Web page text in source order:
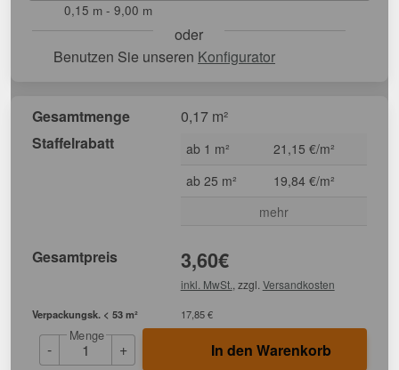
0,15 m - 9,00 m
oder
Benutzen Sie unseren Konfigurator
Gesamtmenge
0,17 m²
Staffelrabatt
ab 1 m²
21,15 €/m²
ab 25 m²
19,84 €/m²
mehr
Gesamtpreis 3,60€
inkl. MwSt. , zzgl. Versandkosten
Verpackungsk. < 53 m² 17,85 €
-
Menge
+ In den Warenkorb